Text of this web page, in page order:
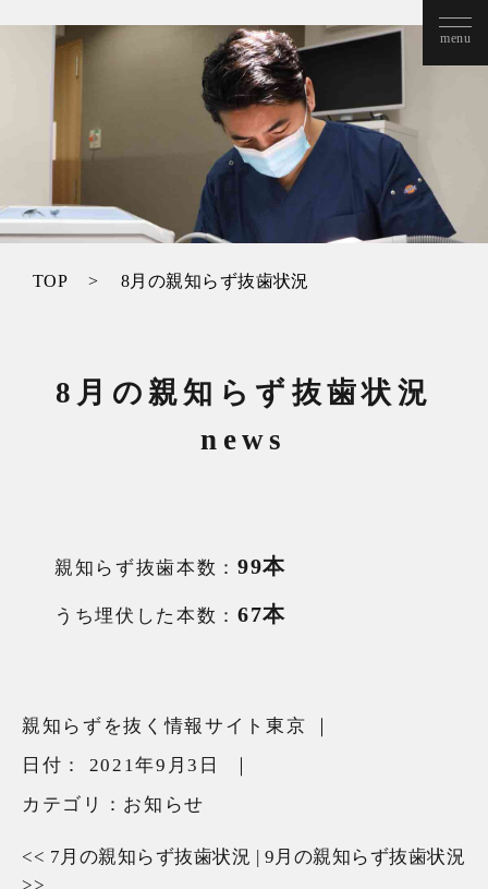
TOP 8月の親知らず抜歯状況
8月の親知らず抜歯状況
news
親知らず抜歯本数：99本
うち埋伏した本数：67本
親知らずを抜く情報サイト東京
日付： 2021年9月3日
カテゴリ： お知らせ
<< 7月の親知らず抜歯状況 | 9月の親知らず抜歯状況